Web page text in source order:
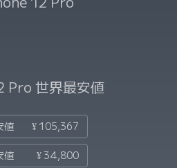
Pro 世界最安値
値 ¥ 105,367
値 ¥ 34,800